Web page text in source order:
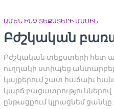
ԱՄԵՆ ԻՆՉ ՏԵՔՍՏԵՐԻ ՄԱՍԻՆ
Բժշկական
Բժշկական տեքստերի հետ
ուղղակի ստիպեց անտարբեր
կայքերում շատ հաճախ
կարճ
ընթացքում կլրացնեմ ցանկը: